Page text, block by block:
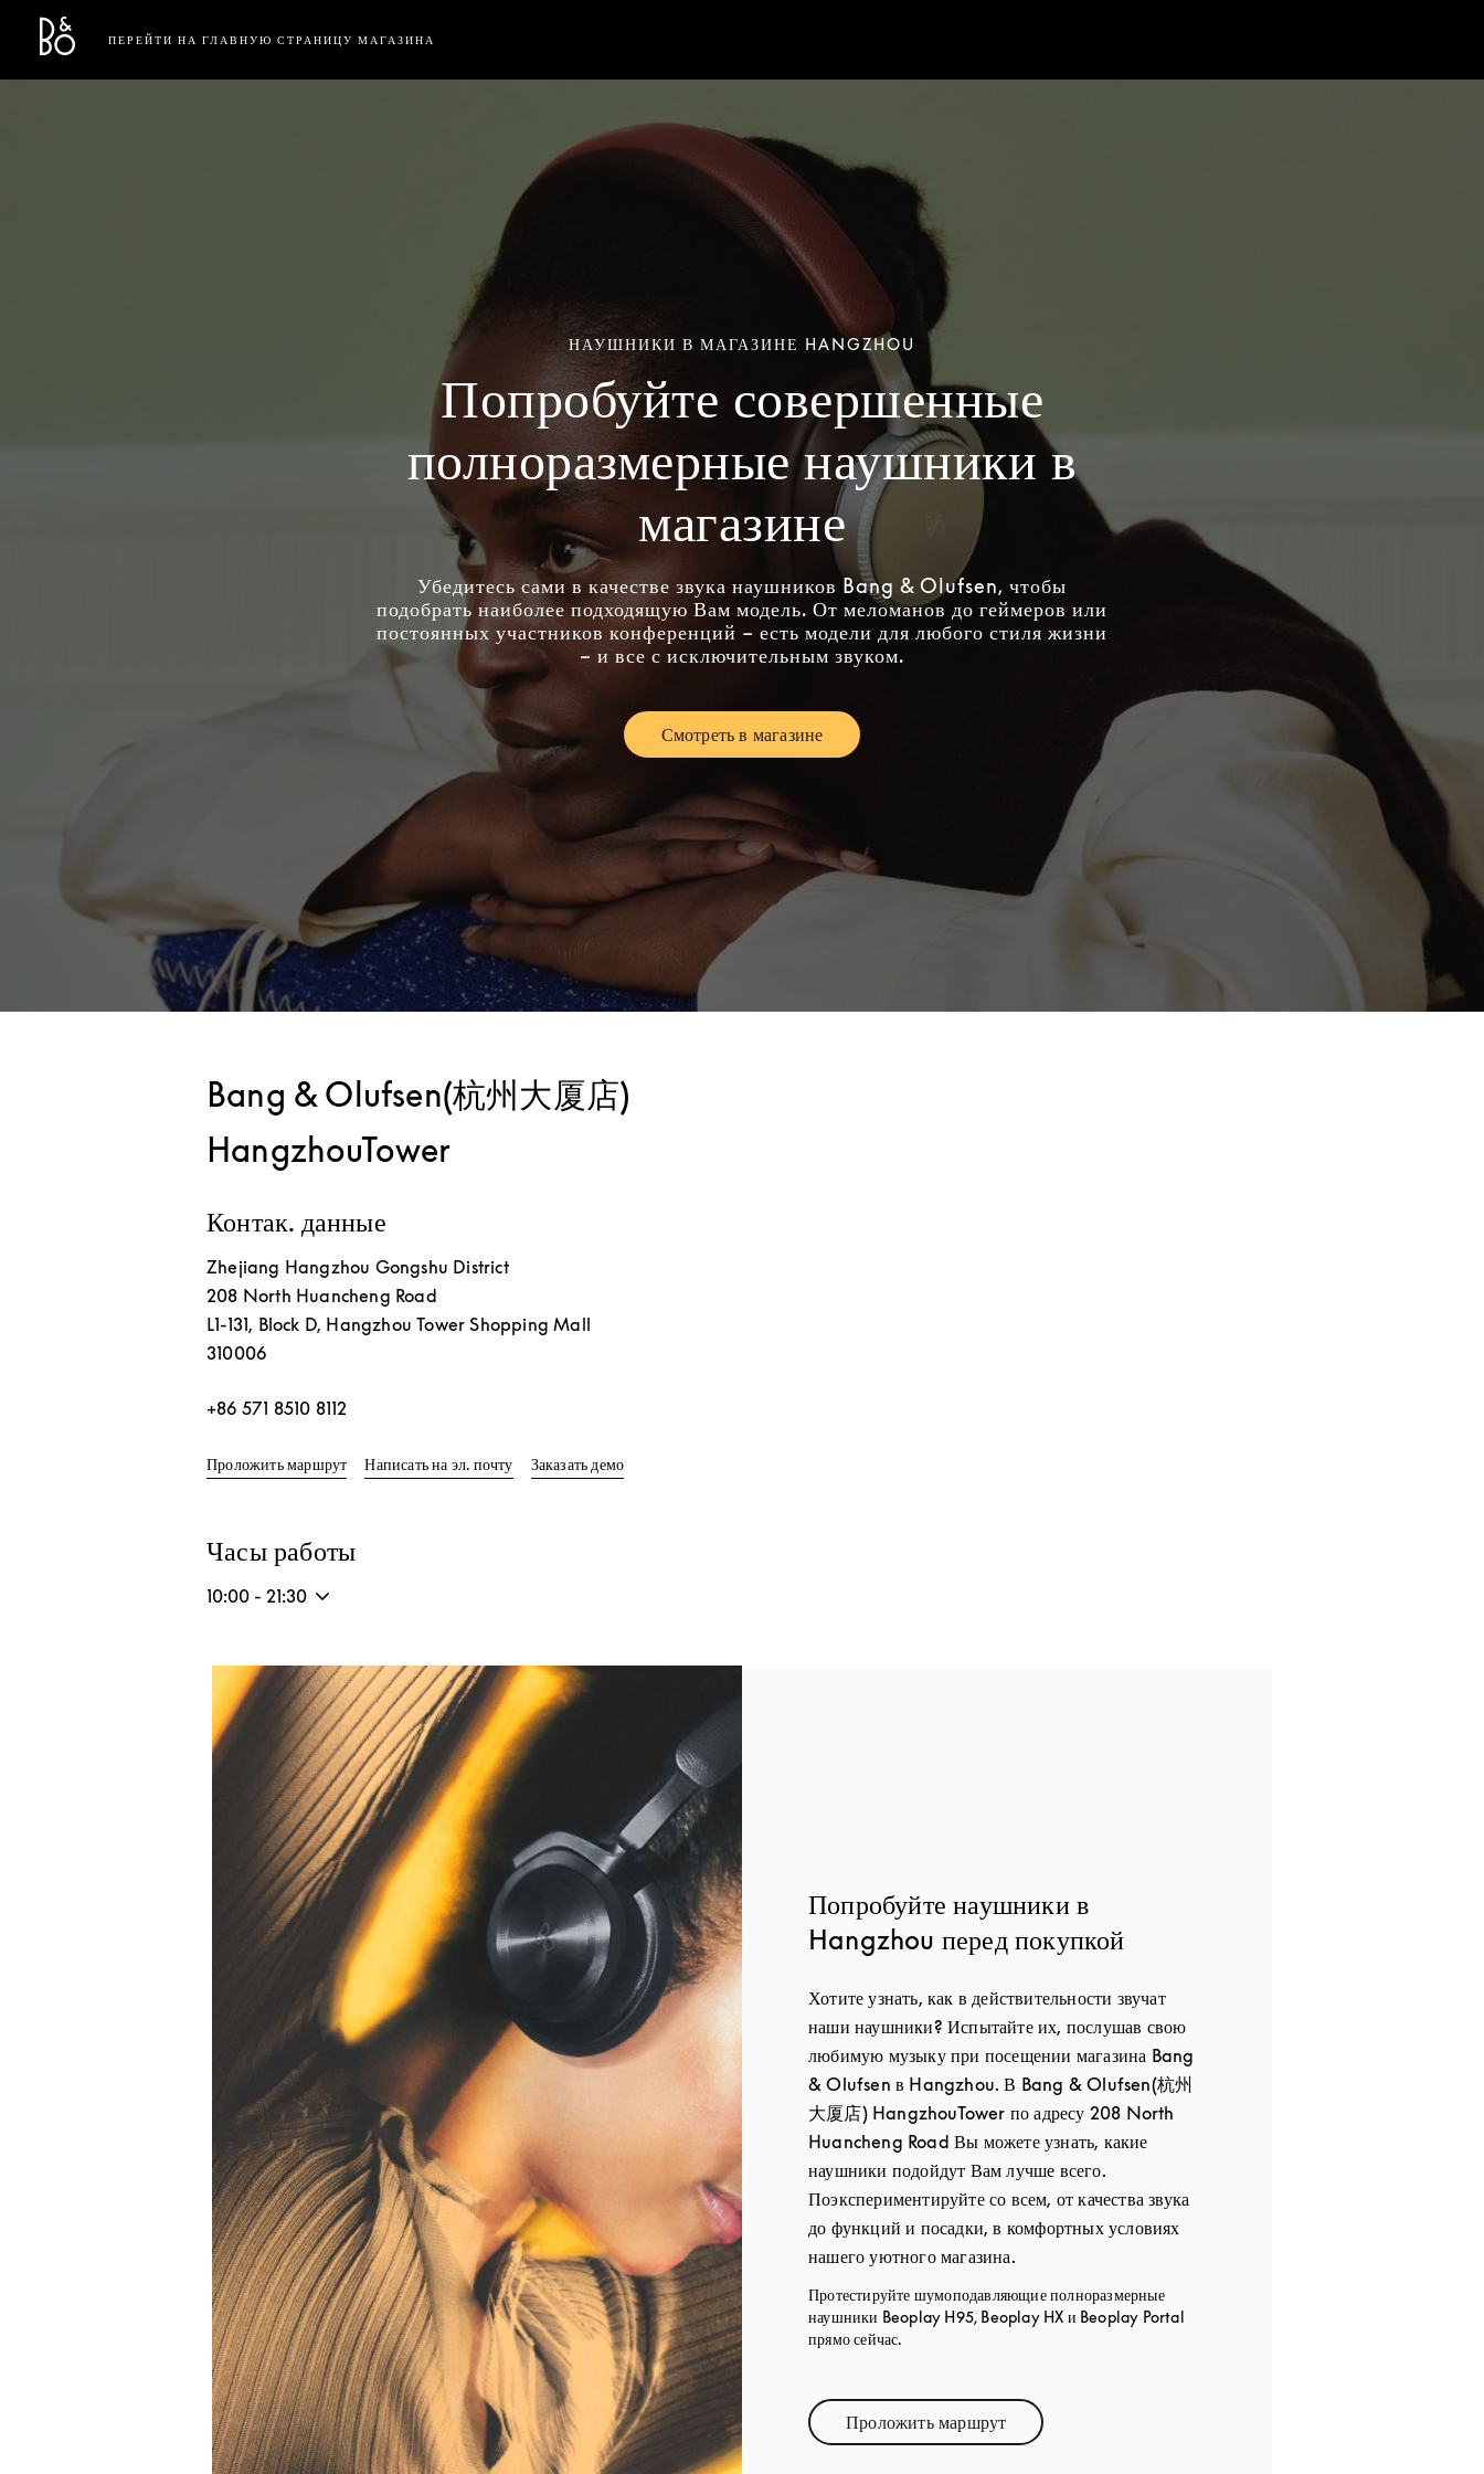
Bang & Olufsen - Exist to Create
Link Opens in New Tab
ПЕРЕЙТИ НА ГЛАВНУЮ СТРАНИЦУ МАГАЗИНА
НАУШНИКИ В МАГАЗИНЕ HANGZHOU
Попробуйте совершенные
полноразмерные наушники в
магазине
Убедитесь сами в качестве звука наушников Bang & Olufsen, чтобы
подобрать наиболее подходящую Вам модель. От меломанов до геймеров или
постоянных участников конференций – есть модели для любого стиля жизни
– и все с исключительным звуком.
Смотреть в магазинеLink Opens in New Tab
Bang & Olufsen(杭州大厦店)
HangzhouTower
Контак. данные
Zhejiang Hangzhou Gongshu District
208 North Huancheng Road
L1-131, Block D, Hangzhou Tower Shopping Mall
310006
+86 571 8510 8112
Проложить маршрутLink Opens in New Tab
Написать на эл. почту Заказать демо
Часы работы
10:00 - 21:30
Изображение события
Попробуйте наушники в
Hangzhou перед покупкой
Хотите узнать, как в действительности звучат
наши наушники? Испытайте их, послушав свою
любимую музыку при посещении магазина Bang
& Olufsen в Hangzhou. В Bang & Olufsen(杭州
大厦店) HangzhouTower по адресу 208 North
Huancheng Road Вы можете узнать, какие
наушники подойдут Вам лучше всего.
Поэкспериментируйте со всем, от качества звука
до функций и посадки, в комфортных условиях
нашего уютного магазина.
Протестируйте шумоподавляющие полноразмерные
наушники Beoplay H95, Beoplay HX и Beoplay Portal
прямо сейчас.
Проложить маршрутLink Opens in New Tab